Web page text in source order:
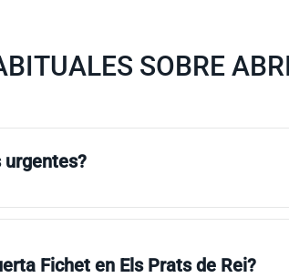
SOBRE
Fichet en Els Prats de Rei?